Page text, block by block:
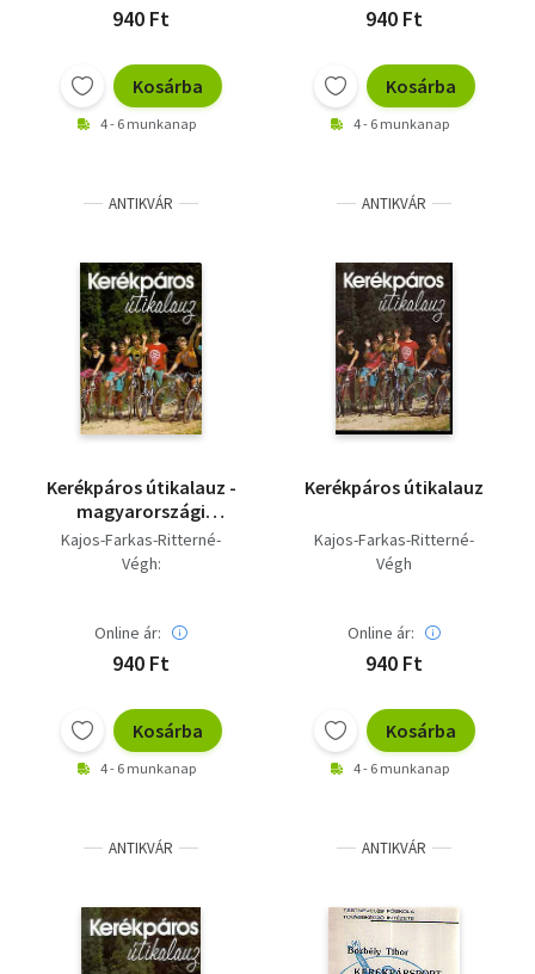
940 Ft
Kosárba
4 - 6 munkanap
940 Ft
Kosárba
4 - 6 munkanap
ANTIKVÁR
Kerékpáros útikalauz -
magyarországi
kerékpárutakkal
Kajos-Farkas-Ritterné-
Végh:
Online ár:
940 Ft
Kosárba
4 - 6 munkanap
ANTIKVÁR
Kerékpáros útikalauz
Kajos-Farkas-Ritterné-
Végh
Online ár:
940 Ft
Kosárba
4 - 6 munkanap
ANTIKVÁR ANTIKVÁR